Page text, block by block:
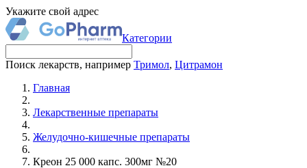
Укажите свой адрес
Категории
Поиск лекарств, например Тримол, Цитрамон
Главная
Лекарственные препараты
Желудочно-кишечные препараты
Креон 25 000 капс. 300мг №20